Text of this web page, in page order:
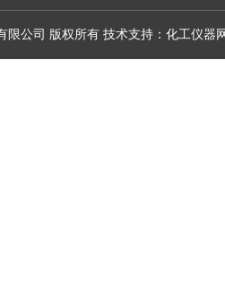
限公司 版权所有 技术支持： 化工仪器